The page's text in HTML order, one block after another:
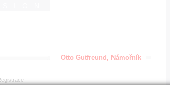
Otto Gutfreund, Námořník